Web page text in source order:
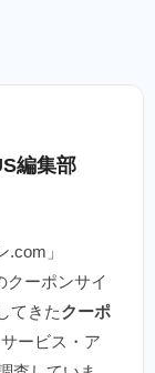
編集部
」
クーポンサイ
てきたクーポ
ービス・ア